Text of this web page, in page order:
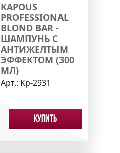
KAPOUS
PROFESSIONAL
BLOND BAR -
ШАМПУНЬ С
АНТИЖЕЛТЫМ
ЭФФЕКТОМ (300
МЛ)
Арт.: Kp-2931
Купить